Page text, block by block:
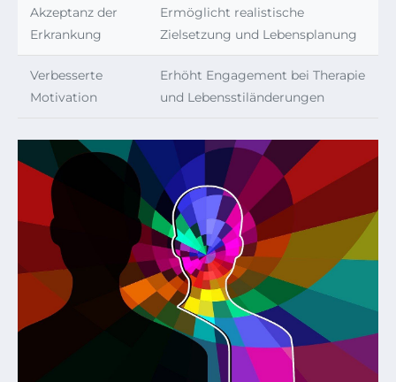
Akzeptanz der
Erkrankung
Ermöglicht realistische
Zielsetzung und Lebensplanung
Verbesserte
Motivation
Erhöht Engagement bei Therapie
und Lebensstiländerungen